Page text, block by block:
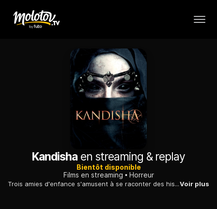
Kandisha en streaming & replay
Bientôt disponible
Films en streaming
Horreur
Trois amies d'enfance s'amusent à se raconter des histoires d'horreur. Mais le jeu se transforme en cauchemar lorsqu'elles invoquent Kandisha, un démon vengeur.Voir plus